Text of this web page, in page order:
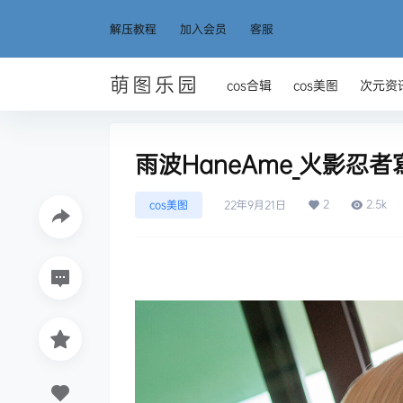
解压教程 加入会员 客服
萌图乐园 cos合辑 cos美图 次元资
雨波HaneAme_火影忍
cos美图 22年9月21日 2 2.5k